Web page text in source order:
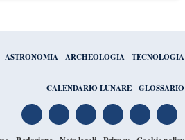
ASTRONOMIA ARCHEOLOGIA TECNOLOGIA
CALENDARIO LUNARE GLOSSARIO